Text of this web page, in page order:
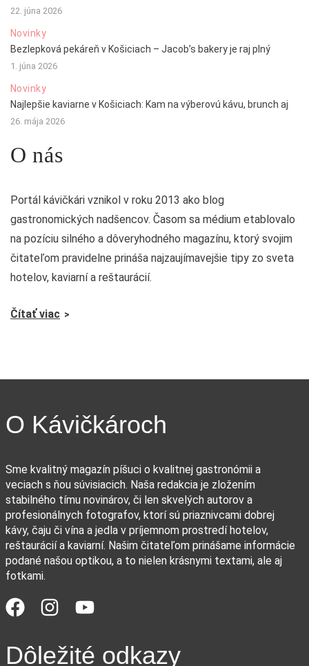
22. júna 2026
Novinky
Bezlepková pekáreň v Košiciach – Jacob’s bakery je raj plný
1. júna 2026
Novinky
Najlepšie kaviarne v Košiciach: Kam na výberovú kávu, brunch aj
26. mája 2026
O nás
Portál kávičkári vznikol v roku 2013 ako blog
gastronomických nadšencov. Časom sa médium etablovalo
na pozíciu silného a dôveryhodného magazínu, ktorý svojim
čitateľom pravidelne prináša najzaujímavejšie tipy zo sveta
hotelov, kaviarní a reštaurácií.
Čítať viac
O Kávičkároch
Sme kvalitný magazín píšuci o kvalitnej gastronómii a
veciach s ňou súvisiacich. Naša redakcia je zložením
stabilného tímu novinárov, či len skvelých autorov a
profesionálnych fotografov, ktorí sú priaznivcami dobrej
kávy, čaju či vína a jedla v príjemnom prostredí hotelov,
reštaurácií a kaviarní. Našim čitateľom prinášame informácie
podané našou optikou, a to nielen krásnymi textami, ale aj
fotkami.
Dôležité odkazy